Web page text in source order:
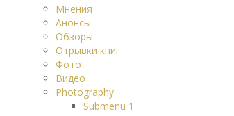
Мнения
Анонсы
Обзоры
Отрывки книг
Фото
Видео
Photography
Submenu 1